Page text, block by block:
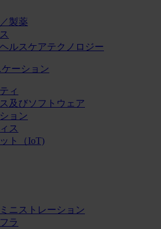
製薬
ルスケアテクノロジー
ーション
ィ
及びソフトウェア
ョン
ス
ト（IoT)
ニストレーション
ラ